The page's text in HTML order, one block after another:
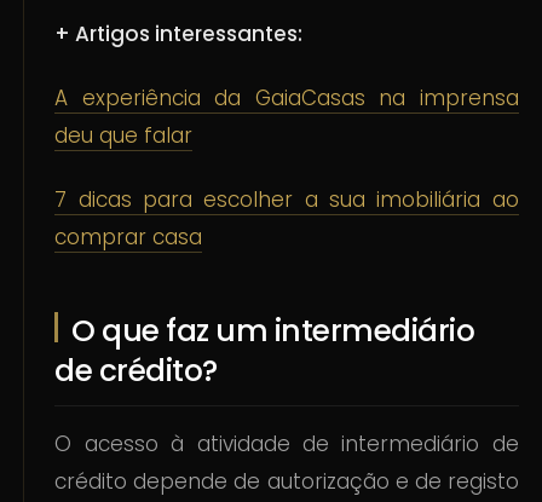
+ Artigos interessantes:
A experiência da GaiaCasas na imprensa
deu que falar
7 dicas para escolher a sua imobiliária ao
comprar casa
O que faz um intermediário
de crédito?
O acesso à atividade de intermediário de
crédito depende de autorização e de registo